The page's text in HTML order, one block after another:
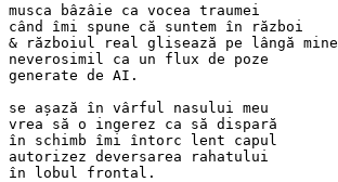
musca bâzâie ca vocea traumei
când îmi spune că suntem în război
& războiul real glisează pe lângă mine
neverosimil ca un flux de poze
generate de AI.
se așază în vârful nasului meu
vrea să o ingerez ca să dispară
în schimb îmi întorc lent capul
autorizez deversarea rahatului
în lobul frontal.